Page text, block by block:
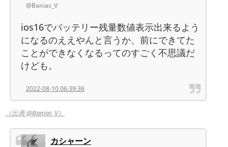
@Banias_V
ios16でバッテリー残量数値表示出来るよう
になるのええやんと言うか、前にできてた
ことができなくなるってのすごく不思議だ
けども。
2022-08-10 06:39:36
（出典 @Banias_V）
カシャーン